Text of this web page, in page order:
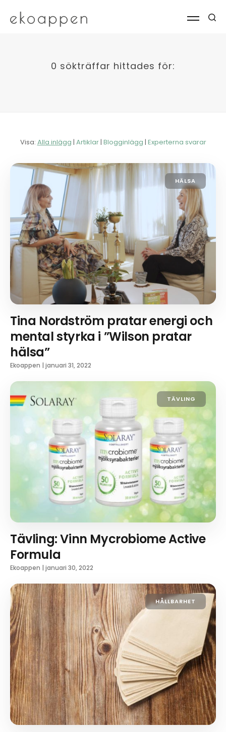
0 sökträffar hittades för:
Visa: Alla inlägg | Artiklar| Blogginlägg | Experterna svarar
HÄLSA
Tina Nordström pratar energi och
mental styrka i ”Wilson pratar
hälsa”
Ekoappen | januari 31, 2022
TÄVLING
Tävling: Vinn Mycrobiome Active
Formula
Ekoappen | januari 30, 2022
HÅLLBARHET